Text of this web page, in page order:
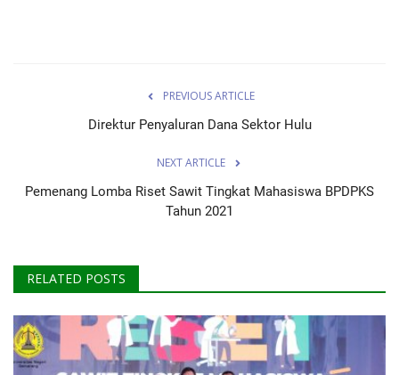
PREVIOUS ARTICLE
Direktur Penyaluran Dana Sektor Hulu
NEXT ARTICLE
Pemenang Lomba Riset Sawit Tingkat Mahasiswa BPDPKS
Tahun 2021
RELATED POSTS